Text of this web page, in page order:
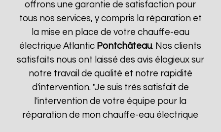
offrons une garantie de satisfaction pour
tous nos services, y compris la réparation et
la mise en place de votre chauffe-eau
électrique Atlantic Pontchâteau. Nos clients
satisfaits nous ont laissé des avis élogieux sur
notre travail de qualité et notre rapidité
d'intervention. "Je suis très satisfait de
l'intervention de votre équipe pour la
réparation de mon chauffe-eau électrique